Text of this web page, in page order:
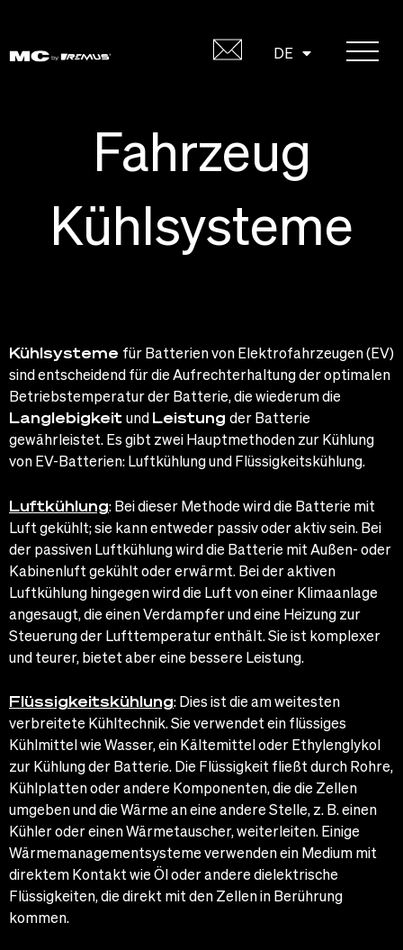
content
DE
Fahrzeug
Kühlsysteme
Kühlsysteme für Batterien von Elektrofahrzeugen (EV)
sind entscheidend für die Aufrechterhaltung der optimalen
Betriebstemperatur der Batterie, die wiederum die
LanglebigkeitundLeistung der Batterie
gewährleistet. Es gibt zwei Hauptmethoden zur Kühlung
von EV-Batterien: Luftkühlung und Flüssigkeitskühlung.
Luftkühlung:Bei dieser Methode wird die Batterie mit
Luft gekühlt; sie kann entweder passiv oder aktiv sein. Bei
der passiven Luftkühlung wird die Batterie mit Außen- oder
Kabinenluft gekühlt oder erwärmt. Bei der aktiven
Luftkühlung hingegen wird die Luft von einer Klimaanlage
angesaugt, die einen Verdampfer und eine Heizung zur
Steuerung der Lufttemperatur enthält. Sie ist komplexer
und teurer, bietet aber eine bessere Leistung.
Flüssigkeitskühlung:Dies ist die am weitesten
verbreitete Kühltechnik. Sie verwendet ein flüssiges
Kühlmittel wie Wasser, ein Kältemittel oder Ethylenglykol
zur Kühlung der Batterie. Die Flüssigkeit fließt durch Rohre,
Kühlplatten oder andere Komponenten, die die Zellen
umgeben und die Wärme an eine andere Stelle, z. B. einen
Kühler oder einen Wärmetauscher, weiterleiten. Einige
Wärmemanagementsysteme verwenden ein Medium mit
direktem Kontakt wie Öl oder andere dielektrische
Flüssigkeiten, die direkt mit den Zellen in Berührung
kommen.